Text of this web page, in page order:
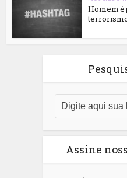
Homem é
Assine